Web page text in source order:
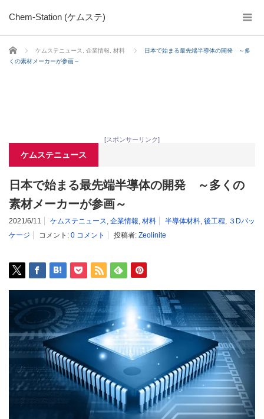
Chem-Station (ケムステ)
ホーム ケムステニュース 企業情報 材料
日本で始まる最先端半導体の開発 ～多
くの素材メーカーが参画～
[スポンサーリンク]
ケムステニュース
日本で始まる最先端半導体の開発 ～多くの
素材メーカーが参画～
2021/6/11 ケムステニュース, 企業情報, 材料 半導体材料, 後工程, ３Dパッ
ケージ
コメント: 0 コメント 投稿者: Zeolinite